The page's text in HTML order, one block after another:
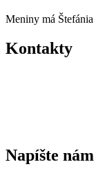
Meniny má Štefánia
Kontakty
Napíšte nám